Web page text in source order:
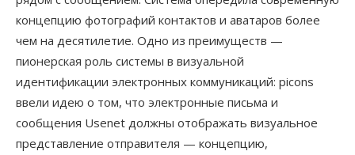
концепцию фотографий контактов и аватаров более
чем на десятилетие. Одно из преимуществ —
пионерская роль системы в визуальной
идентификации электронных коммуникаций: picons
ввели идею о том, что электронные письма и
сообщения Usenet должны отображать визуальное
представление отправителя — концепцию,